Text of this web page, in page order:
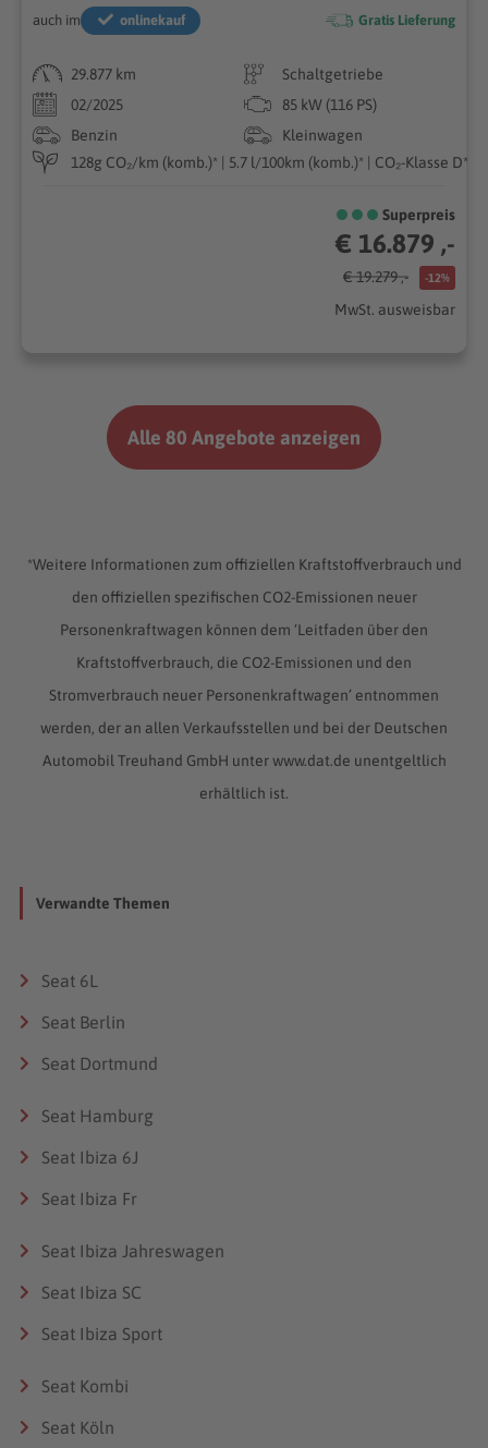
auch im onlinekauf Gratis Lieferung
29.877 km
Schaltgetriebe
02/2025
85 kW (116 PS)
Benzin
Kleinwagen
128g CO₂/km (komb.)* | 5.7 l/100km (komb.)* | CO₂-Klasse D*
Superpreis
€ 16.879 ,-
€ 19.279 ,- -12%
MwSt. ausweisbar
Alle 80 Angebote anzeigen
*Weitere Informationen zum offiziellen Kraftstoffverbrauch und
den offiziellen spezifischen CO2-Emissionen neuer
Personenkraftwagen können dem ‘Leitfaden über den
Kraftstoffverbrauch, die CO2-Emissionen und den
Stromverbrauch neuer Personenkraftwagen’ entnommen
werden, der an allen Verkaufsstellen und bei der Deutschen
Automobil Treuhand GmbH unter www.dat.de unentgeltlich
erhältlich ist.
Verwandte Themen
Seat 6L
Seat Berlin
Seat Dortmund
Seat Hamburg
Seat Ibiza 6J
Seat Ibiza Fr
Seat Ibiza Jahreswagen
Seat Ibiza SC
Seat Ibiza Sport
Seat Kombi
Seat Köln